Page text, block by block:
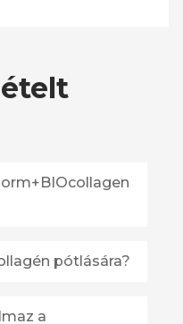
pótlására?
a